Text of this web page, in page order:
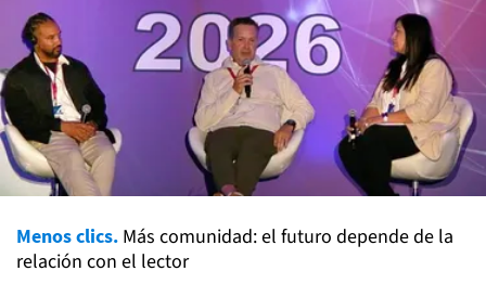
Menos clics. Más comunidad: el futuro depende de la
relación con el lector